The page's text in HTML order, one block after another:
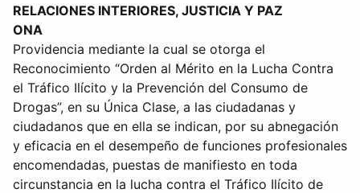
RELACIONES INTERIORES, JUSTICIA Y PAZ
ONA
Providencia mediante la cual se otorga el
Reconocimiento “Orden al Mérito en la Lucha Contra
el Tráfico Ilícito y la Prevención del Consumo de
Drogas”, en su Única Clase, a las ciudadanas y
ciudadanos que en ella se indican, por su abnegación
y eficacia en el desempeño de funciones profesionales
encomendadas, puestas de manifiesto en toda
circunstancia en la lucha contra el Tráfico Ilícito de